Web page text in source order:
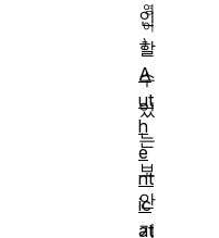
인
할
수
있
는
보
안
기
A
ut
h
e
nt
ic
at